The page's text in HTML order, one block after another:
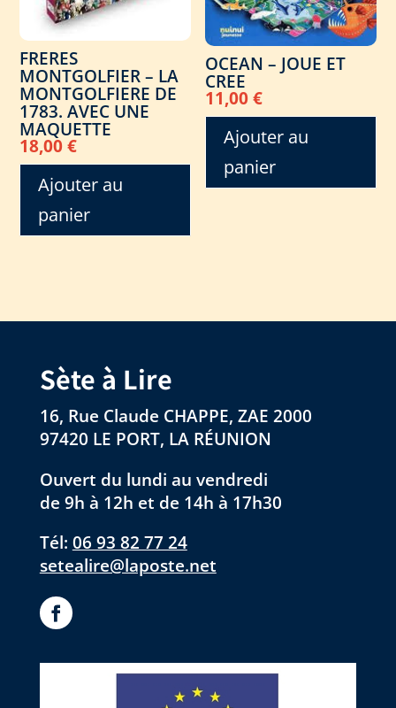
FRERES
MONTGOLFIER – LA
MONTGOLFIERE DE
1783. AVEC UNE
MAQUETTE
18,00€
Ajouter au
panier
OCEAN – JOUE ET
CREE
11,00€
Ajouter au
panier
Sète à Lire
16, Rue Claude CHAPPE, ZAE 2000
97420 LE PORT, LA RÉUNION
Ouvert du lundi au vendredi
de 9h à 12h et de 14h à 17h30
Tél: 06 93 82 77 24
setealire@laposte.net